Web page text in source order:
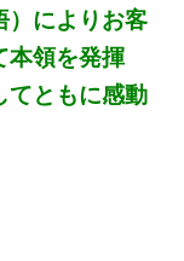
）によりお客
本領を発揮
てともに感動